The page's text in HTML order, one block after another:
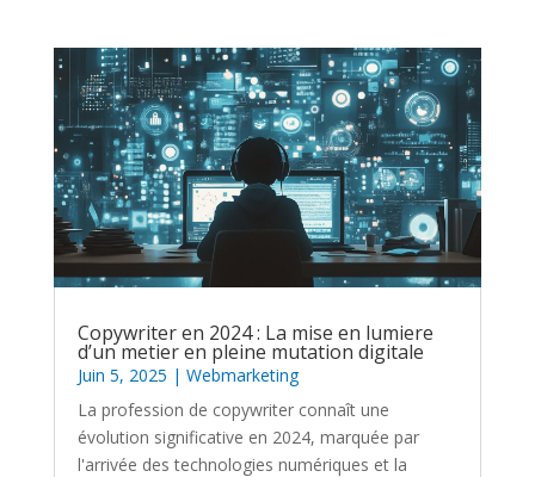
Copywriter en 2024 : La mise en lumiere
d’un metier en pleine mutation digitale
Juin 5, 2025 | Webmarketing
La profession de copywriter connaît une
évolution significative en 2024, marquée par
l'arrivée des technologies numériques et la